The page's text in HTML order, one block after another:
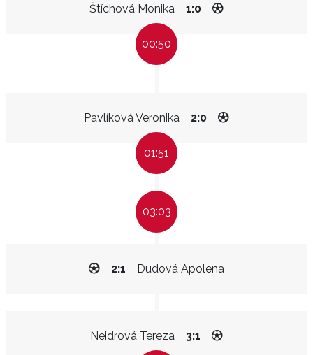
Štíchová Monika 1:0
00:50
Pavlíková Veronika 2:0
01:51
03:03
Dudová Apolena
2:1
Neidrová Tereza 3:1